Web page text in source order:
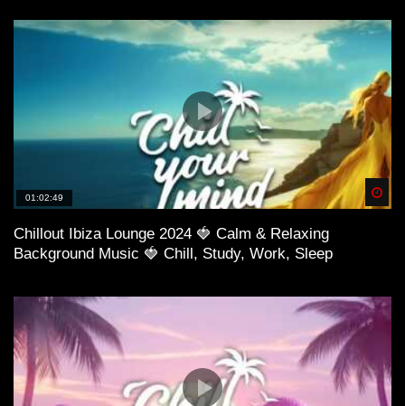
01:02:49
Chillout Ibiza Lounge 2024 🍓 Calm & Relaxing
Background Music 🍓 Chill, Study, Work, Sleep